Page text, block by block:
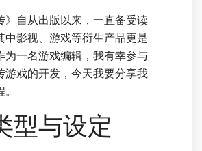
》自从出版以来，一直备受读
中影视、游戏等衍生产品更是
为一名游戏编辑，我有幸参与
游戏的开发，今天我要分享我
型与设定